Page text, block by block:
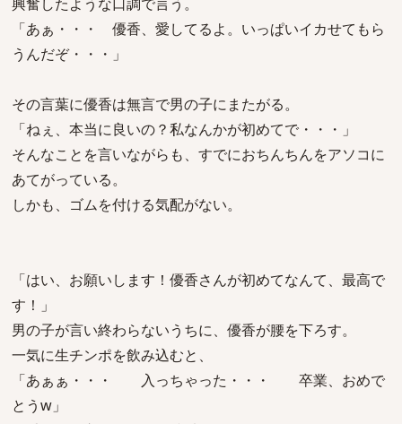
「あぁ・・・ 優香、愛してるよ。いっぱいイカせてもら
うんだぞ・・・」
その言葉に優香は無言で男の子にまたがる。
「ねぇ、本当に良いの？私なんかが初めてで・・・」
そんなことを言いながらも、すでにおちんちんをアソコに
あてがっている。
しかも、ゴムを付ける気配がない。
「はい、お願いします！優香さんが初めてなんて、最高で
す！」
男の子が言い終わらないうちに、優香が腰を下ろす。
一気に生チンポを飲み込むと、
「あぁぁ・・・ 入っちゃった・・・ 卒業、おめで
とうw」